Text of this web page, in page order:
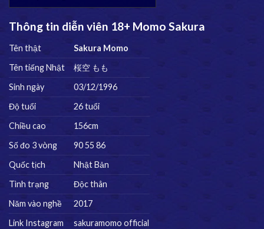
Thông tin diễn viên 18+ Momo Sakura
Tên thật
Sakura Momo
Tên tiếng Nhật
桜空 もも
Sinh ngày
03/12/1996
Độ tuổi
26 tuổi
Chiều cao
156cm
Số đo 3 vòng
90 55 86
Quốc tịch
Nhật Bản
Tình trạng
Độc thân
Năm vào nghề
2017
Link Instagram
sakuramomo official